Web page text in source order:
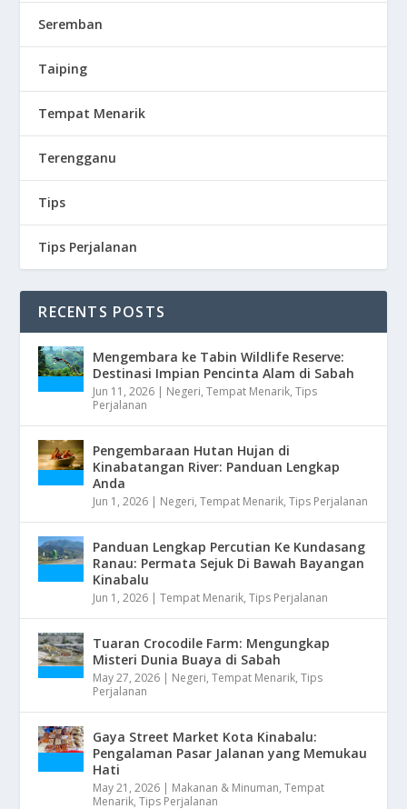
Seremban
Taiping
Tempat Menarik
Terengganu
Tips
Tips Perjalanan
RECENTS POSTS
Mengembara ke Tabin Wildlife Reserve:
Destinasi Impian Pencinta Alam di Sabah
Jun 11, 2026 | Negeri,Tempat Menarik,Tips
Perjalanan
Pengembaraan Hutan Hujan di
Kinabatangan River: Panduan Lengkap
Anda
Jun 1, 2026 | Negeri,Tempat Menarik,Tips Perjalanan
Panduan Lengkap Percutian Ke Kundasang
Ranau: Permata Sejuk Di Bawah Bayangan
Kinabalu
Jun 1, 2026 |Tempat Menarik,Tips Perjalanan
Tuaran Crocodile Farm: Mengungkap
Misteri Dunia Buaya di Sabah
May 27, 2026 | Negeri,Tempat Menarik,Tips
Perjalanan
Gaya Street Market Kota Kinabalu:
Pengalaman Pasar Jalanan yang Memukau
Hati
May 21, 2026 | Makanan & Minuman,Tempat
Menarik,Tips Perjalanan